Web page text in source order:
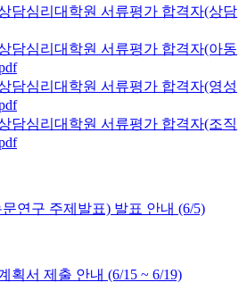
담심리대학원 서류평가 합격자(상담
담심리대학원 서류평가 합격자(아동
담심리대학원 서류평가 합격자(영성
담심리대학원 서류평가 합격자(조직
연구 주제발표) 발표 안내 (6/5)
획서 제출 안내 (6/15 ~ 6/19)